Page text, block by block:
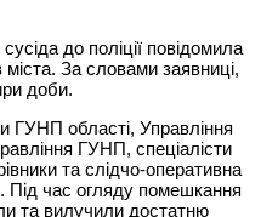
до поліції повідомила
міста. За словами заявниці,
доби.
ГУНП області, Управління
ГУНП, спеціалісти
та слідчо-оперативна
Під час огляду помешкання
та вилучили достатню